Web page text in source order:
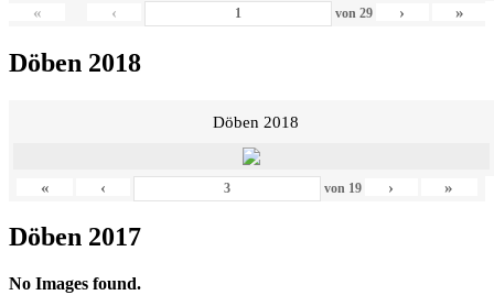
« ‹ von 29 › »
Döben 2018
Döben 2018
« ‹ von 19 › »
Döben 2017
No Images found.